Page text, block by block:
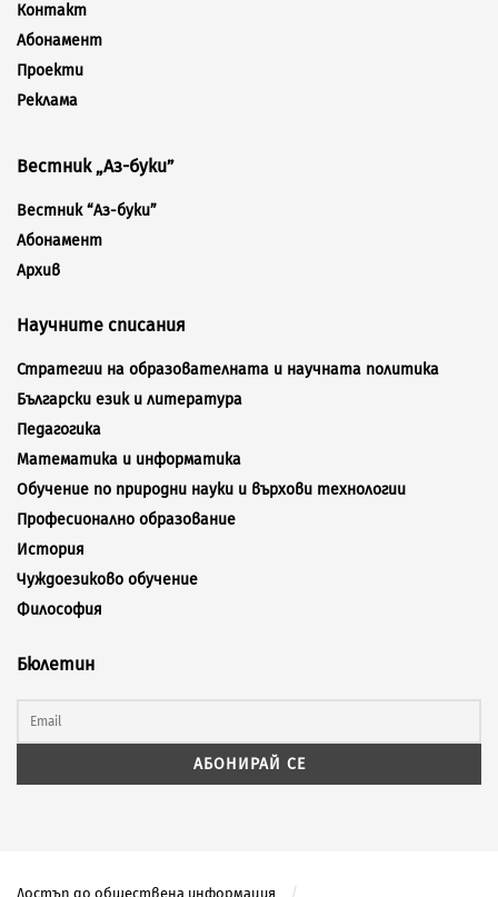
Контакт
Абонамент
Проекти
Реклама
Вестник „Аз-буки”
Вестник “Аз-буки”
Абонамент
Архив
Научните списания
Стратегии на образователната и научната политика
Български език и литература
Педагогика
Математика и информатика
Обучение по природни науки и върхови технологии
Професионално образование
История
Чуждоезиково обучение
Философия
Бюлетин
Достъп до обществена информация